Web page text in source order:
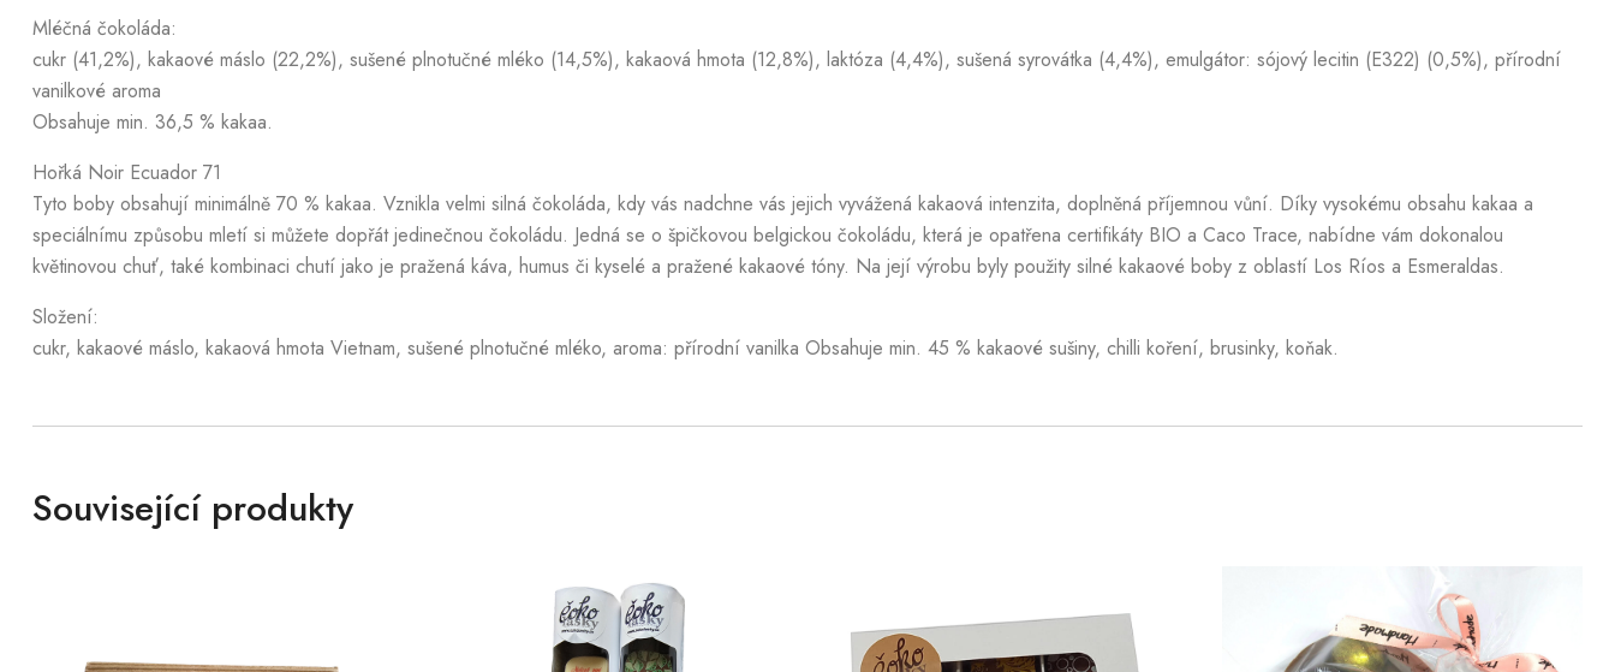
Mléčná čokoláda:
cukr (41,2%), kakaové máslo (22,2%), sušené plnotučné mléko (14,5%), kakaová hmota (12,8%), laktóza (4,4%), sušená syrovátka (4,4%), emulgátor: sójový lecitin (E322) (0,5%), přírodní
vanilkové aroma
Obsahuje min. 36,5 % kakaa.
Hořká Noir Ecuador 71
Tyto boby obsahují minimálně 70 % kakaa. Vznikla velmi silná čokoláda, kdy vás nadchne vás jejich vyvážená kakaová intenzita, doplněná příjemnou vůní. Díky vysokému obsahu kakaa a
speciálnímu způsobu mletí si můžete dopřát jedinečnou čokoládu. Jedná se o špičkovou belgickou čokoládu, která je opatřena certifikáty BIO a Caco Trace, nabídne vám dokonalou
květinovou chuť, také kombinaci chutí jako je pražená káva, humus či kyselé a pražené kakaové tóny. Na její výrobu byly použity silné kakaové boby z oblastí Los Ríos a Esmeraldas.
Složení:
cukr, kakaové máslo, kakaová hmota Vietnam, sušené plnotučné mléko, aroma: přírodní vanilka Obsahuje min. 45 % kakaové sušiny, chilli koření, brusinky, koňak.
Související produkty